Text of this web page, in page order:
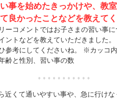
事を始めたきっかけや、教
良かったことなどを教えてく
ーコメントではお子さまの習い事
ントなどを教えていただきました
参考にしてくださいね。 ※カッコ
齢と性別、習い事の数
近くて通いやすい事や、急に行け